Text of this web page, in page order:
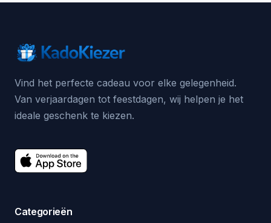
Vind het perfecte cadeau voor elke gelegenheid.
Van verjaardagen tot feestdagen, wij helpen je het
ideale geschenk te kiezen.
Categorieën